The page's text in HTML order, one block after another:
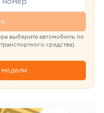
выберите автомобиль по
средства).
модели